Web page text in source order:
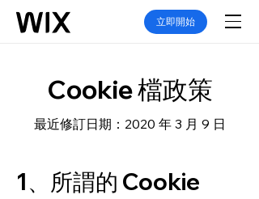
立即開始
Cookie 檔政策
最近修訂日期：2020 年 3 月 9 日
1、所謂的 Cookie